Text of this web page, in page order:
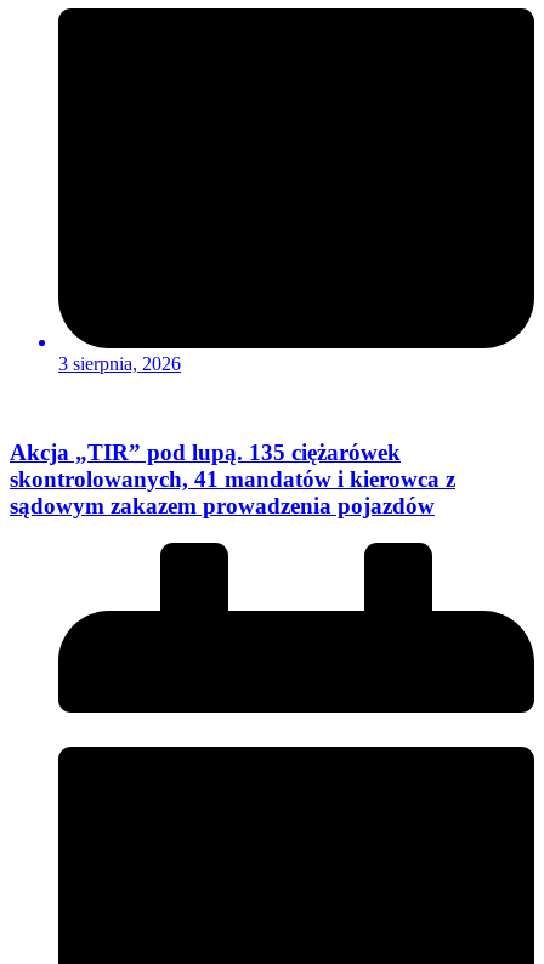
3 sierpnia, 2026
Akcja „TIR” pod lupą. 135 ciężarówek
skontrolowanych, 41 mandatów i kierowca z
sądowym zakazem prowadzenia pojazdów